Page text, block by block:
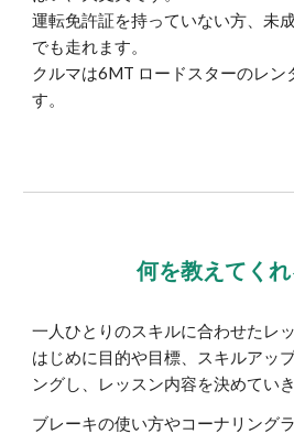
運転免許証を持っていない方、未
でも走れます。
クルマは6MT ロードスターのレン
す。
何を教えてくれ
一人ひとりのスキルに合わせたレ
はじめに目的や目標、スキルアッ
ングし、レッスン内容を決めていき
ブレーキの使い方やコーナリング